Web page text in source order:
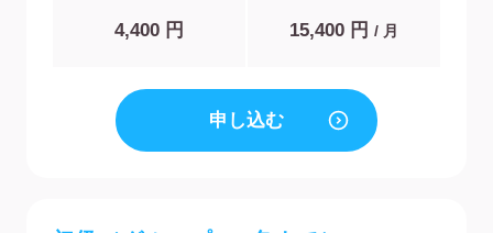
4,400 円 15,400 円/ 月
申し込む